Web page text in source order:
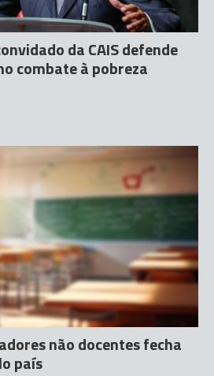
da CAIS defende
combate à pobreza
não docentes fecha
país